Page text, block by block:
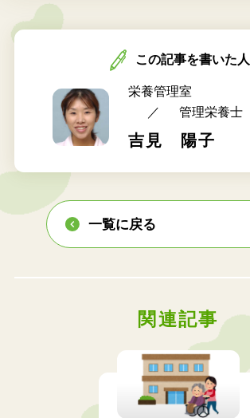
この記事を書いた人
栄養管理室
管理栄養士
吉見 陽子
一覧に戻る
関連記事